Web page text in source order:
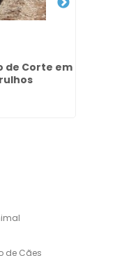
de Corte em
de Cães